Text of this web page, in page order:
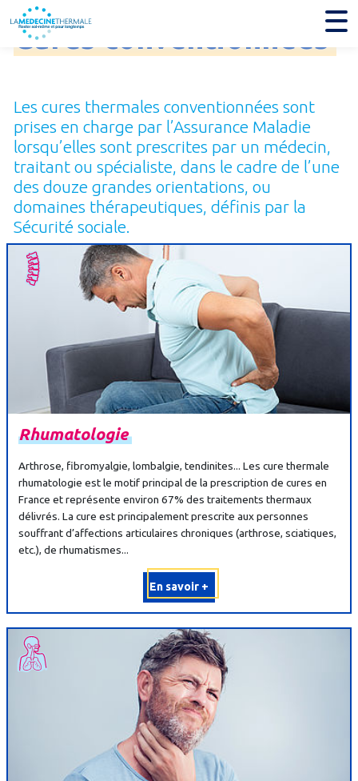
Cures conventionnées
Les cures thermales conventionnées sont
prises en charge par l’Assurance Maladie
lorsqu’elles sont prescrites par un médecin,
traitant ou spécialiste, dans le cadre de l’une
des douze grandes orientations, ou
domaines thérapeutiques, définis par la
Sécurité sociale.
Rhumatologie
Arthrose, fibromyalgie, lombalgie, tendinites... Les cure thermale
rhumatologie est le motif principal de la prescription de cures en
France et représente environ 67% des traitements thermaux
délivrés. La cure est principalement prescrite aux personnes
souffrant d’affections articulaires chroniques (arthrose, sciatiques,
etc.), de rhumatismes...
En savoir +